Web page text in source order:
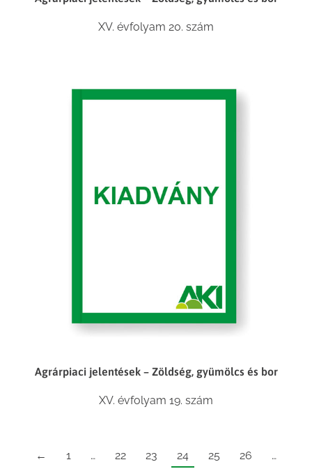
XV. évfolyam 20. szám
Agrárpiaci jelentések – Zöldség, gyümölcs és bor
XV. évfolyam 19. szám
← 1 … 22 23 24 25 26
…